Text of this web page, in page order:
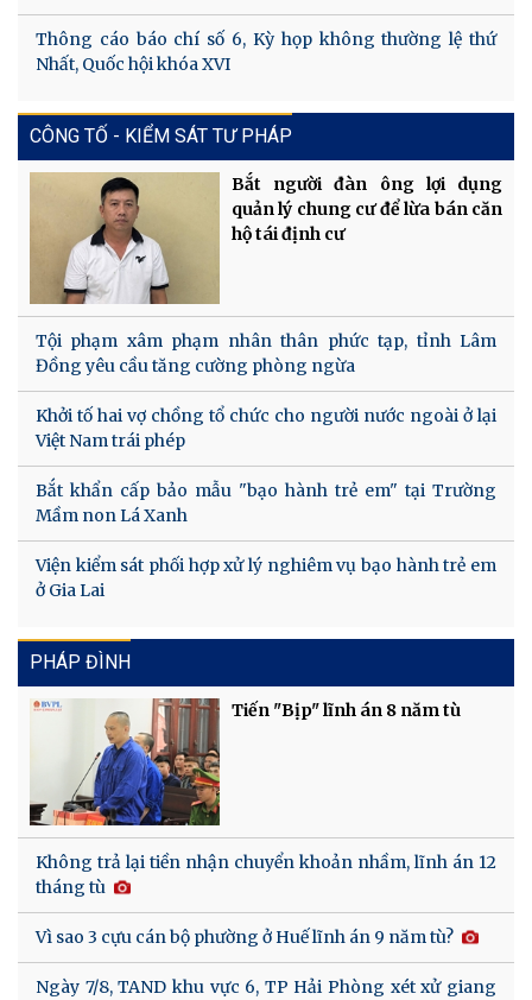
Thông cáo báo chí số 6, Kỳ họp không thường lệ thứ
Nhất, Quốc hội khóa XVI
CÔNG TỐ - KIỂM SÁT TƯ PHÁP
Bắt người đàn ông lợi dụng
quản lý chung cư để lừa bán căn
hộ tái định cư
Tội phạm xâm phạm nhân thân phức tạp, tỉnh Lâm
Đồng yêu cầu tăng cường phòng ngừa
Khởi tố hai vợ chồng tổ chức cho người nước ngoài ở lại
Việt Nam trái phép
Bắt khẩn cấp bảo mẫu "bạo hành trẻ em" tại Trường
Mầm non Lá Xanh
Viện kiểm sát phối hợp xử lý nghiêm vụ bạo hành trẻ em
ở Gia Lai
PHÁP ĐÌNH
Tiến "Bịp" lĩnh án 8 năm tù
Không trả lại tiền nhận chuyển khoản nhầm, lĩnh án 12
tháng tù
Vì sao 3 cựu cán bộ phường ở Huế lĩnh án 9 năm tù?
Ngày 7/8, TAND khu vực 6, TP Hải Phòng xét xử giang